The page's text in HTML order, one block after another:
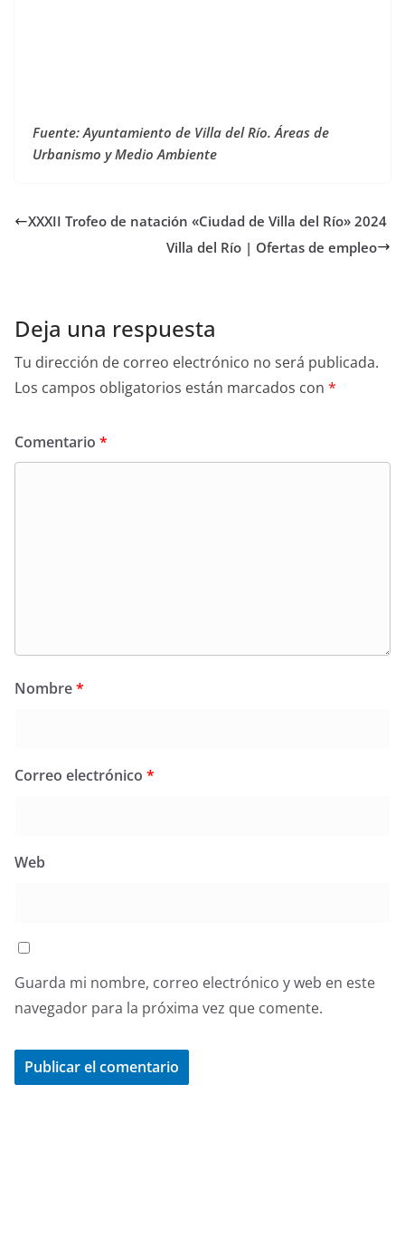
Fuente: Ayuntamiento de Villa del Río. Áreas de
Urbanismo y Medio Ambiente
XXXII Trofeo de natación «Ciudad de Villa del Río» 2024
Villa del Río | Ofertas de empleo
Deja una respuesta
Tu dirección de correo electrónico no será publicada.
Los campos obligatorios están marcados con *
Comentario *
Nombre*
Correo electrónico *
Web
Guarda mi nombre, correo electrónico y web en este
navegador para la próxima vez que comente.